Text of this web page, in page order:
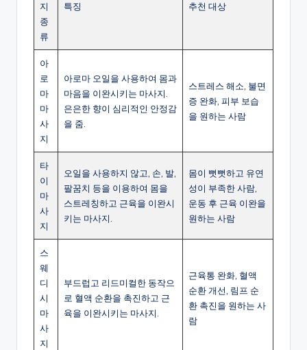
지
종
류
특징 추천 대상
아
로
마
마
사
지
아로마 오일을 사용하여 몸과
마음을 이완시키는 마사지.
은은한 향이 심리적인 안정감
을 줌.
스트레스 해소, 불면
증 완화, 피부 보습
을 원하는 사람
타
이
마
사
지
오일을 사용하지 않고, 손, 발,
팔꿈치 등을 이용하여 몸을
스트레칭하고 근육을 이완시
키는 마사지.
몸이 뻣뻣하고 유연
성이 부족한 사람,
운동 후 근육 이완을
원하는 사람
스
웨
디
시
마
사
지
부드럽고 리드미컬한 동작으
로 혈액 순환을 촉진하고 근
육을 이완시키는 마사지.
근육통 완화, 혈액
순환 개선, 림프 순
환 촉진을 원하는 사
람